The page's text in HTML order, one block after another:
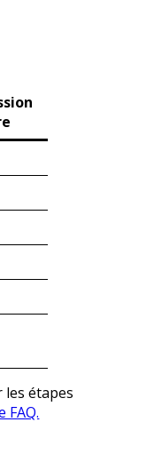
les étapes
FAQ.